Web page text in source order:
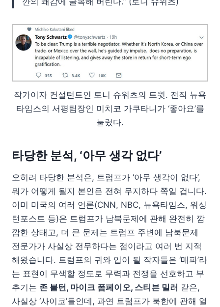
작가이자 컨설턴트인 토니 슈워츠의 트윗. 전직 뉴욕
타임스의 서평팀장인 미치코 가쿠타니가 ‘좋아요’를
눌렀다.
타당한 분석, ‘아무 생각 없다’
오히려 타당한 분석은, 트럼프가 ‘아무 생각이 없다’,
뭐가 어떻게 될지 본인은 전혀 무지하다 쪽일 겁니다.
이미 미국의 여러 언론(CNN, NBC, 뉴욕타임스, 워싱
턴포스트 등)은 트럼프가 남북문제에 관해 완전히 깜
깜한 상태고, 더 큰 문제는 트럼프 주변에 남북문제
전문가가 사실상 전무하다는 점이라고 여러 번 지적
해왔습니다. 트럼프의 귀와 입이 될 작자들은 ‘매파’라
는 표현이 무색할 정도로 무력과 전쟁을 선호하고 부
추기는 존 볼턴, 마이크 폼페이오, 스티븐 밀러 같은,
사실상 ‘사이코’들인데, 과연 트럼프가 북한에 관해 얼